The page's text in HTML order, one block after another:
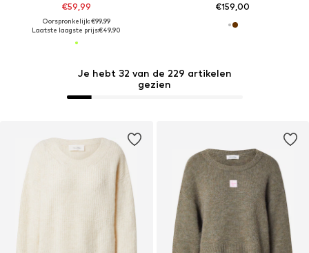
Je hebt 32 van de 229 artikelen
gezien
€59,99
Oorspronkelijk: €99,99
Laatste laagste prijs:€49,90
€159,00